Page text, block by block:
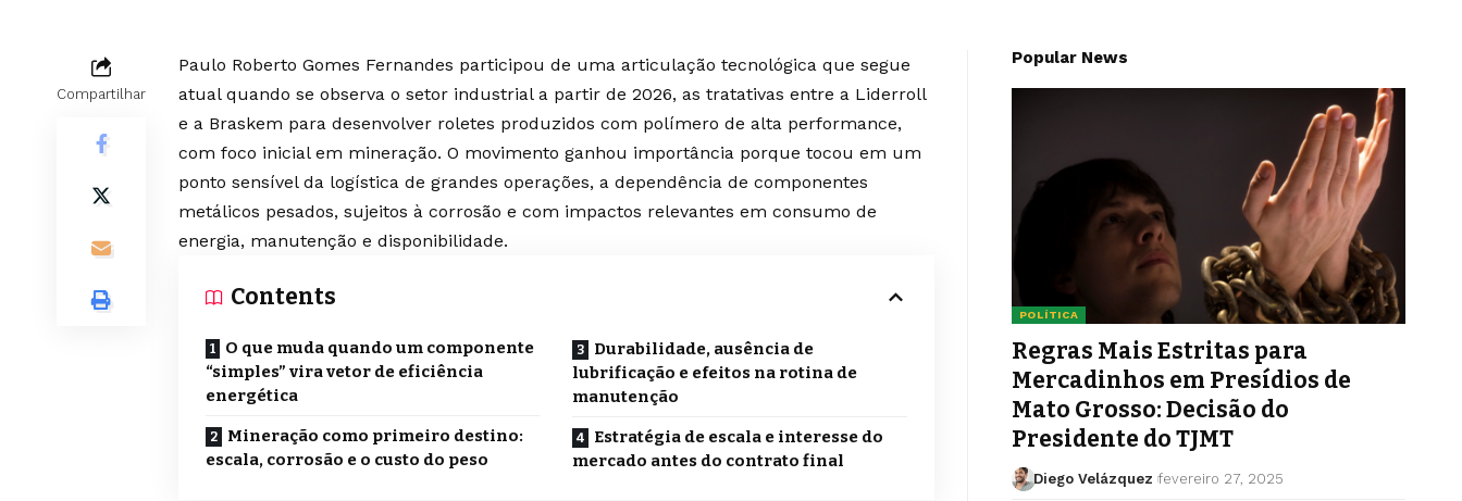
Compartilhar
Paulo Roberto Gomes Fernandes participou de uma articulação tecnológica que segue
atual quando se observa o setor industrial a partir de 2026, as tratativas entre a Liderroll
e a Braskem para desenvolver roletes produzidos com polímero de alta performance,
com foco inicial em mineração. O movimento ganhou importância porque tocou em um
ponto sensível da logística de grandes operações, a dependência de componentes
metálicos pesados, sujeitos à corrosão e com impactos relevantes em consumo de
energia, manutenção e disponibilidade.
Contents
O que muda quando um componente
“simples” vira vetor de eficiência
energética
Mineração como primeiro destino:
escala, corrosão e o custo do peso
Durabilidade, ausência de
lubrificação e efeitos na rotina de
manutenção
Estratégia de escala e interesse do
mercado antes do contrato final
Popular News
POLÍTICA
Regras Mais Estritas para
Mercadinhos em Presídios de
Mato Grosso: Decisão do
Presidente do TJMT
Diego Velázquez fevereiro 27, 2025